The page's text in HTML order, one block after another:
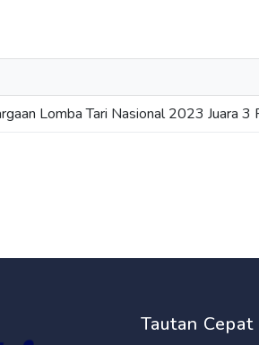
Lomba Tari Nasional 2023 Juara 3
Tautan Cepat